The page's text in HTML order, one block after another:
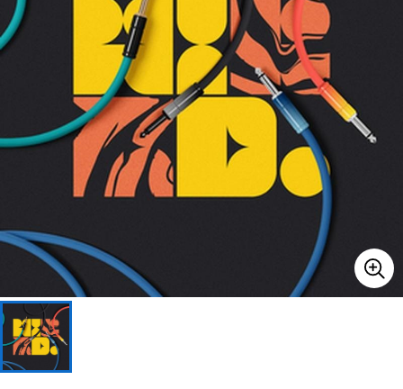
パーカッション
キーボード 電子ピアノ
管楽器 その他楽器
アンプ エフェクター
DJ機器